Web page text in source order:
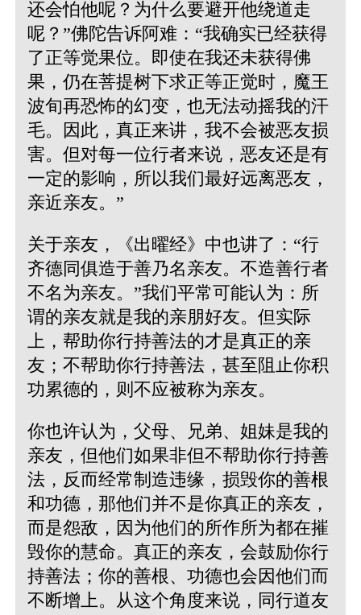
还会怕他呢？为什么要避开他绕道走
呢？”佛陀告诉阿难：“我确实已经获得
了正等觉果位。即使在我还未获得佛
果，仍在菩提树下求正等正觉时，魔王
波旬再恐怖的幻变，也无法动摇我的汗
毛。因此，真正来讲，我不会被恶友损
害。但对每一位行者来说，恶友还是有
一定的影响，所以我们最好远离恶友，
亲近亲友。”
关于亲友，《出曜经》中也讲了：“行
齐德同俱造于善乃名亲友。不造善行者
不名为亲友。”我们平常可能认为：所
谓的亲友就是我的亲朋好友。但实际
上，帮助你行持善法的才是真正的亲
友；不帮助你行持善法，甚至阻止你积
功累德的，则不应被称为亲友。
你也许认为，父母、兄弟、姐妹是我的
亲友，但他们如果非但不帮助你行持善
法，反而经常制造违缘，损毁你的善根
和功德，那他们并不是你真正的亲友，
而是怨敌，因为他们的所作所为都在摧
毁你的慧命。真正的亲友，会鼓励你行
持善法；你的善根、功德也会因他们而
不断增上。从这个角度来说，同行道友